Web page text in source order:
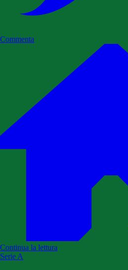
Commenta
Continua la lettura
Serie A